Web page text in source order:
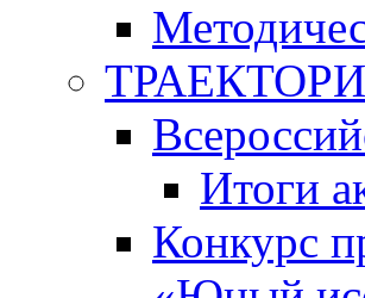
Итоги
Конкурс